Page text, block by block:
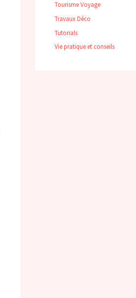
Tourisme Voyage
Travaux Déco
Tutorials
Vie pratique et conseils